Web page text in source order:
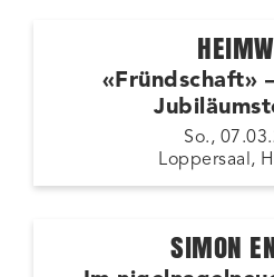
«Fründschaft»
So.,
Loppersaal,
SIMON